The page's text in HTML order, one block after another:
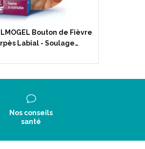
Bouton de Fièvre
Labial - Soulage…
Nos conseils
santé